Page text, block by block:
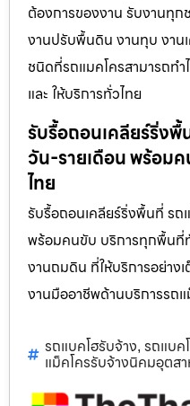
ต้องการของงาน รับงานทุก
งานปรับพื้นดิน งานทุบ งาน
ชนิดที่รถแมคโครสามารถท
และ ให้บริการทั่วไทย
รับรื้อถอนเคลียร์ริ่งพื้
วัน-รายเดือน พร้อม
ไทย
รับรื้อถอนเคลียร์ริ่งพื้นที่ รถ
พร้อมคนขับ บริการทุกพื้นที่ทั่
งานถมดิน ที่ให้บริการอย่าง
งานมืออาชีพด้านบริการรถแ
รถแบคโฮรับจ้าง, รถแบค
แม็คโครรับจ้างนิคมอุตส